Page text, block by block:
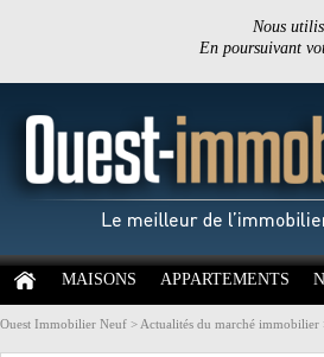
Nous
En poursuivant
MAISONS APPARTEMENTS
Ouest Immobilier Neuf > Actualités du marché immobilier